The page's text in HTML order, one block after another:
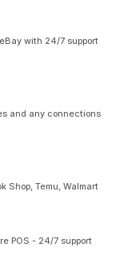
with 24/7 support
and any connections
Shop, Temu, Walmart
POS - 24/7 support